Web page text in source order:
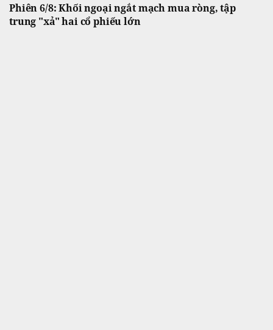
Phiên 6/8: Khối ngoại ngắt mạch mua ròng, tập
trung "xả" hai cổ phiếu lớn